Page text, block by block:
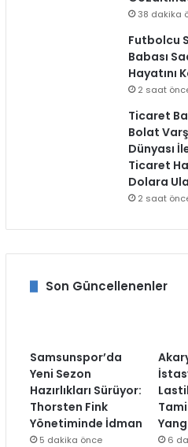
38 dakika
Futbolcu
Babası
Hayatını
2 saat
Ticaret
Bolat
Dünyası
Ticaret
Dolara
2 saat
Son Güncellenenler
Samsunspor’da
Yeni Sezon
Hazırlıkları Sürüyor:
Thorsten Fink
Yönetiminde İdman
5 dakika önce 6